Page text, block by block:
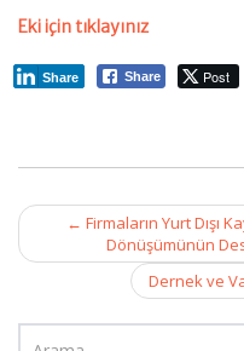
Eki için tıklayınız
Share Post
Share
Post
navigation
← Firmaların Yurt Dışı
Dönüşümünün
Dernek ve